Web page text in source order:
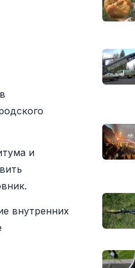
и
внутренних